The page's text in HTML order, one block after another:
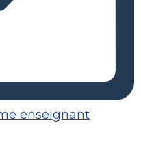
enseignant